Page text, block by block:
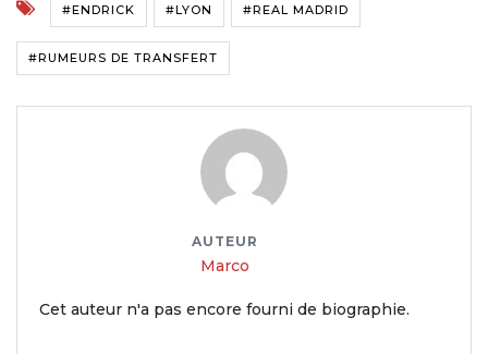
#ENDRICK #LYON #REAL MADRID
#RUMEURS DE TRANSFERT
AUTEUR
Marco
Cet auteur n'a pas encore fourni de biographie.